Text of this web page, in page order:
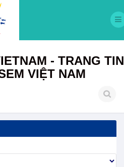
- TRANG TIN
VIỆT NAM